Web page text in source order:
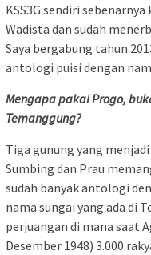
KSS3G sendiri
Wadista dan sudah
Saya bergabung tahun
antologi puisi dengan
Mengapa pakai Progo,
Temanggung?
Tiga gunung yang
Sumbing dan Prau
sudah banyak antologi
nama sungai yang ada di
perjuangan di mana saat
Desember 1948) 3.000